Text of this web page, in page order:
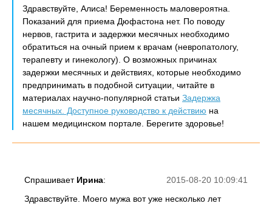
Здравствуйте, Алиса! Беременность маловероятна.
Показаний для приема Дюфастона нет. По поводу
нервов, гастрита и задержки месячных необходимо
обратиться на очный прием к врачам (невропатологу,
терапевту и гинекологу). О возможных причинах
задержки месячных и действиях, которые необходимо
предпринимать в подобной ситуации, читайте в
материалах научно-популярной статьи Задержка
месячных. Доступное руководство к действию на
нашем медицинском портале. Берегите здоровье!
2015-08-20 10:09:41
Спрашивает Ирина:
Здравствуйте. Моего мужа вот уже несколько лет